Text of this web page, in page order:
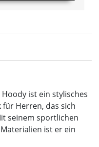
ist ein stylisches
Herren, das sich
seinem sportlichen
ist er ein